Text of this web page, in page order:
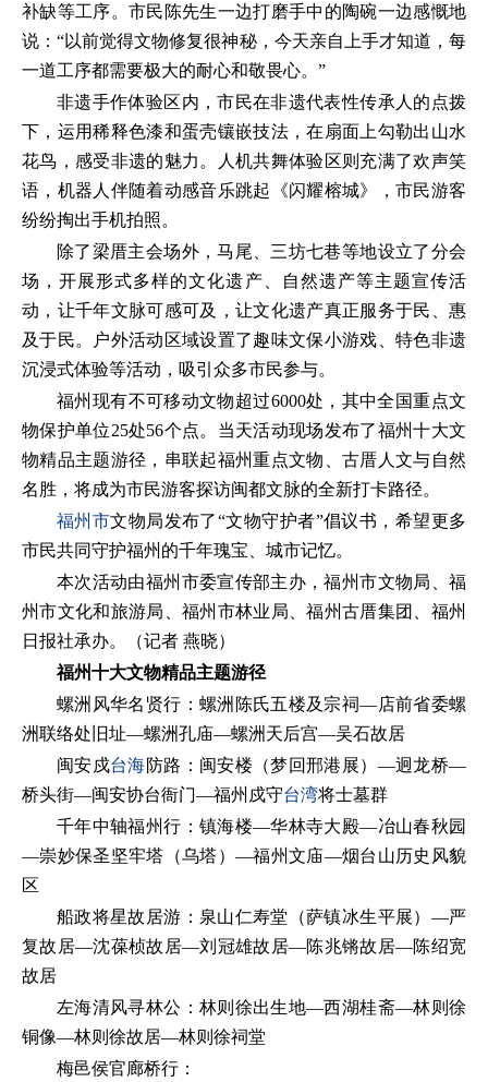
补缺等工序。市民陈先生一边打磨手中的陶碗一边感慨地
说：“以前觉得文物修复很神秘，今天亲自上手才知道，每
一道工序都需要极大的耐心和敬畏心。”
非遗手作体验区内，市民在非遗代表性传承人的点拨
下，运用稀释色漆和蛋壳镶嵌技法，在扇面上勾勒出山水
花鸟，感受非遗的魅力。人机共舞体验区则充满了欢声笑
语，机器人伴随着动感音乐跳起《闪耀榕城》，市民游客
纷纷掏出手机拍照。
除了梁厝主会场外，马尾、三坊七巷等地设立了分会
场，开展形式多样的文化遗产、自然遗产等主题宣传活
动，让千年文脉可感可及，让文化遗产真正服务于民、惠
及于民。户外活动区域设置了趣味文保小游戏、特色非遗
沉浸式体验等活动，吸引众多市民参与。
福州现有不可移动文物超过6000处，其中全国重点文
物保护单位25处56个点。当天活动现场发布了福州十大文
物精品主题游径，串联起福州重点文物、古厝人文与自然
名胜，将成为市民游客探访闽都文脉的全新打卡路径。
福州市文物局发布了“文物守护者”倡议书，希望更多
市民共同守护福州的千年瑰宝、城市记忆。
本次活动由福州市委宣传部主办，福州市文物局、福
州市文化和旅游局、福州市林业局、福州古厝集团、福州
日报社承办。（记者 燕晓）
福州十大文物精品主题游径
螺洲风华名贤行：螺洲陈氏五楼及宗祠—店前省委螺
洲联络处旧址—螺洲孔庙—螺洲天后宫—吴石故居
闽安戍台海防路：闽安楼（梦回邢港展）—迥龙桥—
桥头街—闽安协台衙门—福州戍守台湾将士墓群
千年中轴福州行：镇海楼—华林寺大殿—冶山春秋园
—崇妙保圣坚牢塔（乌塔）—福州文庙—烟台山历史风貌
区
船政将星故居游：泉山仁寿堂（萨镇冰生平展）—严
复故居—沈葆桢故居—刘冠雄故居—陈兆锵故居—陈绍宽
故居
左海清风寻林公：林则徐出生地—西湖桂斋—林则徐
铜像—林则徐故居—林则徐祠堂
梅邑侯官廊桥行：